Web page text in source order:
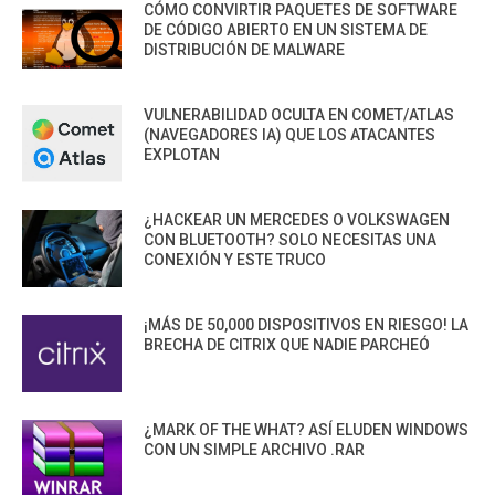
CÓMO CONVIRTIR PAQUETES DE SOFTWARE
DE CÓDIGO ABIERTO EN UN SISTEMA DE
DISTRIBUCIÓN DE MALWARE
VULNERABILIDAD OCULTA EN COMET/ATLAS
(NAVEGADORES IA) QUE LOS ATACANTES
EXPLOTAN
¿HACKEAR UN MERCEDES O VOLKSWAGEN
CON BLUETOOTH? SOLO NECESITAS UNA
CONEXIÓN Y ESTE TRUCO
¡MÁS DE 50,000 DISPOSITIVOS EN RIESGO! LA
BRECHA DE CITRIX QUE NADIE PARCHEÓ
¿MARK OF THE WHAT? ASÍ ELUDEN WINDOWS
CON UN SIMPLE ARCHIVO .RAR